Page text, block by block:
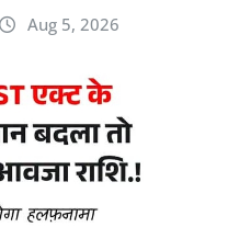
Aug 5, 2026